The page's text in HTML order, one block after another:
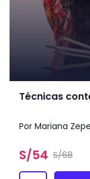
Técnicas
Por Mariana
S/54 S/68